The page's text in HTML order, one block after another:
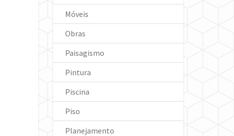
Móveis
Obras
Paisagismo
Pintura
Piscina
Piso
Planejamento